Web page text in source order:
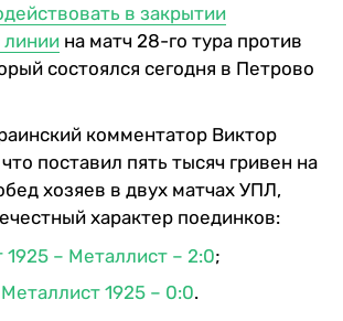
в закрытии
линии на матч 28-го тура против
состоялся сегодня в Петрово
комментатор Виктор
поставил пять тысяч гривен на
хозяев в двух матчах УПЛ,
характер поединков:
1925 – Металлист – 2:0;
1925 – 0:0.